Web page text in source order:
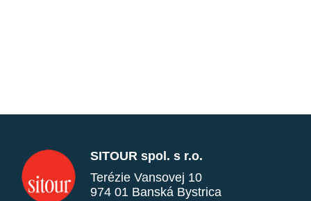
SITOUR spol. s r.o.
Terézie Vansovej 10
974 01 Banská Bystrica